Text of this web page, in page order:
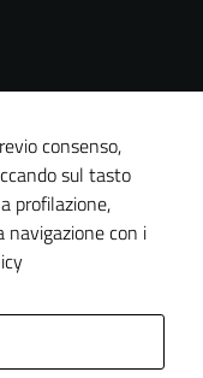
consenso,
sul tasto
profilazione,
navigazione con i